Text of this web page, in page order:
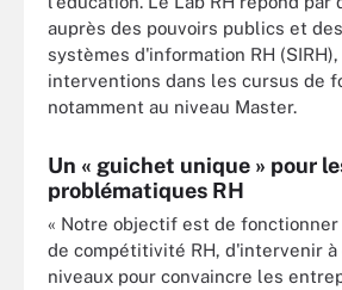
auprès des pouvoirs publics et
systèmes d'information RH
interventions dans les cursus de
notamment au niveau Master.
Un « guichet unique » pour
problématiques RH
« Notre objectif est de fonctionner
de compétitivité RH, d'intervenir
niveaux pour convaincre les